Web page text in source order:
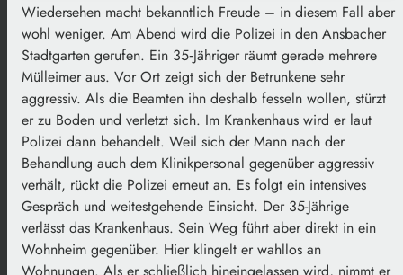
Wiedersehen macht bekanntlich Freude – in diesem Fall aber
wohl weniger. Am Abend wird die Polizei in den Ansbacher
Stadtgarten gerufen. Ein 35‑Jähriger räumt gerade mehrere
Mülleimer aus. Vor Ort zeigt sich der Betrunkene sehr
aggressiv. Als die Beamten ihn deshalb fesseln wollen, stürzt
er zu Boden und verletzt sich. Im Krankenhaus wird er laut
Polizei dann behandelt. Weil sich der Mann nach der
Behandlung auch dem Klinikpersonal gegenüber aggressiv
verhält, rückt die Polizei erneut an. Es folgt ein intensives
Gespräch und weitestgehende Einsicht. Der 35-Jährige
verlässt das Krankenhaus. Sein Weg führt aber direkt in ein
Wohnheim gegenüber. Hier klingelt er wahllos an
Wohnungen. Als er schließlich hineingelassen wird, nimmt er